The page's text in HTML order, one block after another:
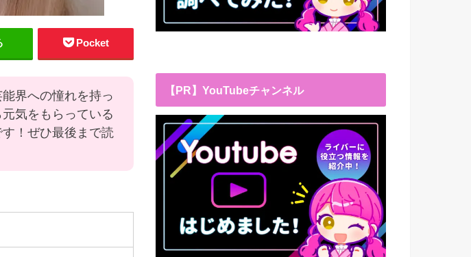
Pocket
界への憧れを持っ
気をもらっている
！ぜひ最後まで読
【PR】YouTubeチャンネル